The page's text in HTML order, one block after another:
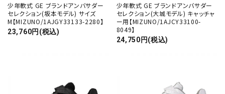
少年軟式 GE ブランドアンバサダー
セレクション(坂本モデル) サイズ
M【MIZUNO/1AJGY33133-2280】
23,760円(税込)
少年軟式 GE ブランドアンバサダー
セレクション(大城モデル) キャッチャ
ー用【MIZUNO/1AJCY33100-
8049】
24,750円(税込)